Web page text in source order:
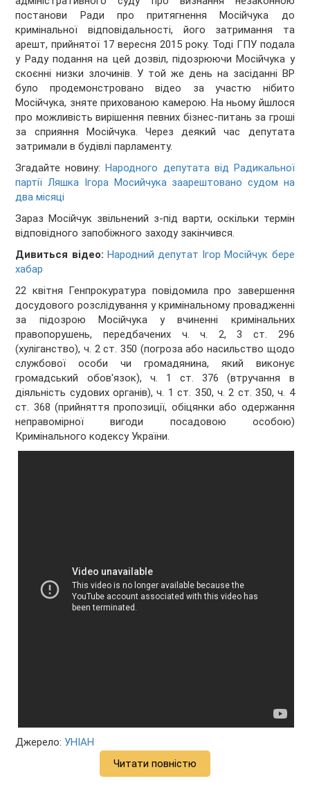
постанови Ради про притягнення Мосійчука до
кримінальної відповідальності, його затримання та
арешт, прийнятої 17 вересня 2015 року. Тоді ГПУ подала
у Раду подання на цей дозвіл, підозрюючи Мосійчука у
скоєнні низки злочинів. У той же день на засіданні ВР
було продемонстровано відео за участю нібито
Мосійчука, зняте прихованою камерою. На ньому йшлося
про можливість вирішення певних бізнес-питань за гроші
за сприяння Мосійчука. Через деякий час депутата
затримали в будівлі парламенту.
Згадайте новину: Народного депутата від Радикальної
партії Ляшка Ігора Мосийчука заарештовано судом на
два місяці
Зараз Мосійчук звільнений з-під варти, оскільки термін
відповідного запобіжного заходу закінчився.
Дивиться відео: Народний депутат Ігор Мосійчук бере
хабар
22 квітня Генпрокуратура повідомила про завершення
досудового розслідування у кримінальному провадженні
за підозрою Мосійчука у вчиненні кримінальних
правопорушень, передбачених ч. ч. 2, 3 ст. 296
(хуліганство), ч. 2 ст. 350 (погроза або насильство щодо
службової особи чи громадянина, який виконує
громадський обов'язок), ч. 1 ст. 376 (втручання в
діяльність судових органів), ч. 1 ст. 350, ч. 2 ст. 350, ч. 4
ст. 368 (прийняття пропозиції, обіцянки або одержання
неправомірної вигоди посадовою особою)
Кримінального кодексу України.
Джерело:УНІАН
Читати повністю